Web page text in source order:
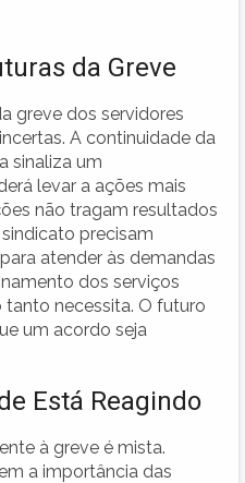
da Greve
greve dos servidores
A continuidade da
sinaliza um
levar a ações mais
não tragam resultados
precisam
atender às demandas
dos serviços
tanto necessita. O futuro
um acordo seja
Está Reagindo
à greve é mista.
a importância das